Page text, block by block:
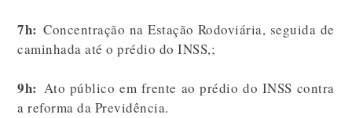
7h: Concentração na Estação Rodoviária, seguida de
caminhada até o prédio do INSS,;
9h: Ato público em frente ao prédio do INSS contra
a reforma da Previdência.